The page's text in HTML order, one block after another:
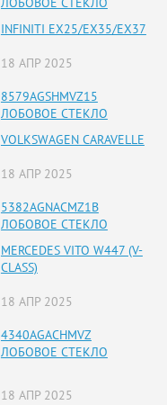
INFINITI EX25/EX35/EX37
18 АПР 2025
8579AGSHMVZ15
ЛОБОВОЕ СТЕКЛО
VOLKSWAGEN CARAVELLE
18 АПР 2025
5382AGNACMZ1B
ЛОБОВОЕ СТЕКЛО
MERCEDES VITO W447 (V-
CLASS)
18 АПР 2025
4340AGACHMVZ
ЛОБОВОЕ СТЕКЛО
18 АПР 2025